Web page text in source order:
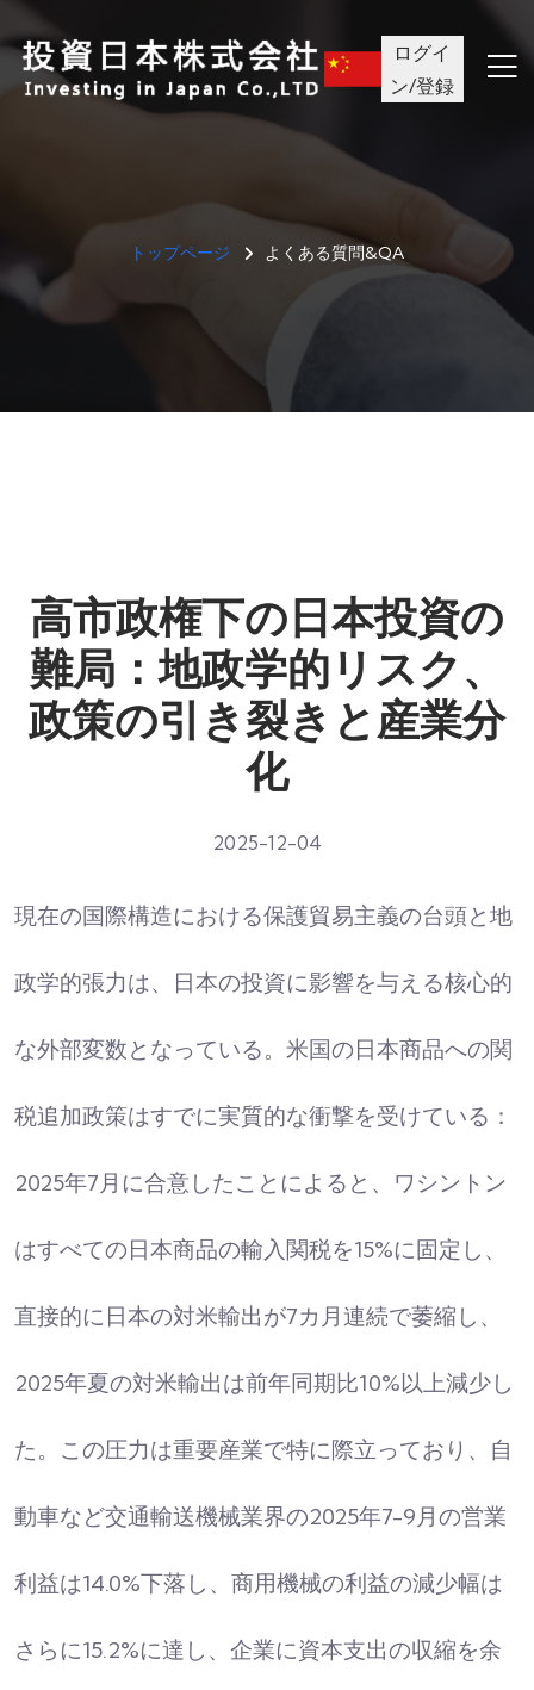
ログイ
ン/登録
トップページ よくある質問&QA
高市政権下の日本投資の
難局：地政学的リスク、
政策の引き裂きと産業分
化
2025-12-04
現在の国際構造における保護貿易主義の台頭と地
政学的張力は、日本の投資に影響を与える核心的
な外部変数となっている。米国の日本商品への関
税追加政策はすでに実質的な衝撃を受けている：
2025年7月に合意したことによると、ワシントン
はすべての日本商品の輸入関税を15%に固定し、
直接的に日本の対米輸出が7カ月連続で萎縮し、
2025年夏の対米輸出は前年同期比10%以上減少し
た。この圧力は重要産業で特に際立っており、自
動車など交通輸送機械業界の2025年7-9月の営業
利益は14.0%下落し、商用機械の利益の減少幅は
さらに15.2%に達し、企業に資本支出の収縮を余